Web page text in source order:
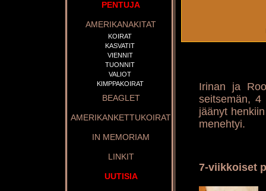
PENTUJA
AMERIKANAKITAT
KOIRAT
KASVATIT
VIENNIT
TUONNIT
VALIOT
KIMPPAKOIRAT
BEAGLET
AMERIKANKETTUKOIRAT
IN MEMORIAM
LINKIT
UUTISIA
Irinan ja
seitsemän, 4
jäänyt
menehtyi.
7-viikkoiset